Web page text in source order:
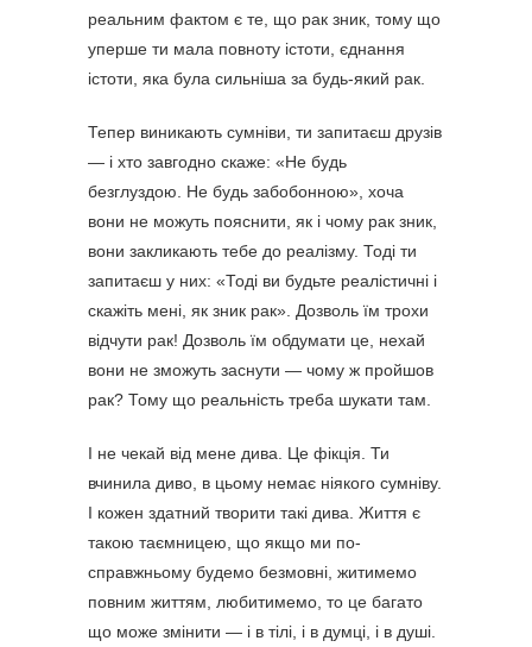
реальним фактом є те, що рак зник, тому що
уперше ти мала повноту істоти, єднання
істоти, яка була сильніша за будь-який рак.
Тепер виникають сумніви, ти запитаєш друзів
— і хто завгодно скаже: «Не будь
безглуздою. Не будь забобонною», хоча
вони не можуть пояснити, як і чому рак зник,
вони закликають тебе до реалізму. Тоді ти
запитаєш у них: «Тоді ви будьте реалістичні і
скажіть мені, як зник рак». Дозволь їм трохи
відчути рак! Дозволь їм обдумати це, нехай
вони не зможуть заснути — чому ж пройшов
рак? Тому що реальність треба шукати там.
І не чекай від мене дива. Це фікція. Ти
вчинила диво, в цьому немає ніякого сумніву.
І кожен здатний творити такі дива. Життя є
такою таємницею, що якщо ми по-
справжньому будемо безмовні, житимемо
повним життям, любитимемо, то це багато
що може змінити — і в тілі, і в думці, і в душі.